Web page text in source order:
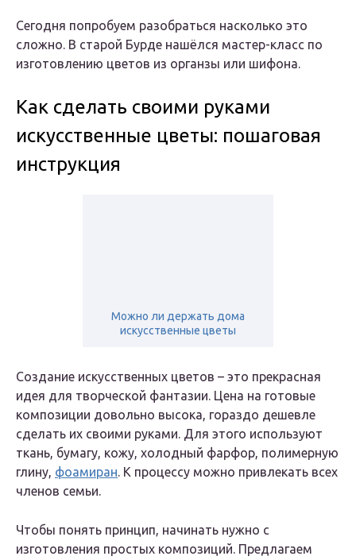
Сегодня попробуем разобраться насколько это
сложно. В старой Бурде нашёлся мастер-класс по
изготовлению цветов из органзы или шифона.
Как сделать своими руками
искусственные цветы: пошаговая
инструкция
Можно ли держать дома
искусственные цветы
Создание искусственных цветов – это прекрасная
идея для творческой фантазии. Цена на готовые
композиции довольно высока, гораздо дешевле
сделать их своими руками. Для этого используют
ткань, бумагу, кожу, холодный фарфор, полимерную
глину, фоамиран. К процессу можно привлекать всех
членов семьи.
Чтобы понять принцип, начинать нужно с
изготовления простых композиций. Предлагаем